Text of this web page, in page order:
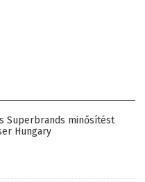
Superbrands minősítést
Hungary